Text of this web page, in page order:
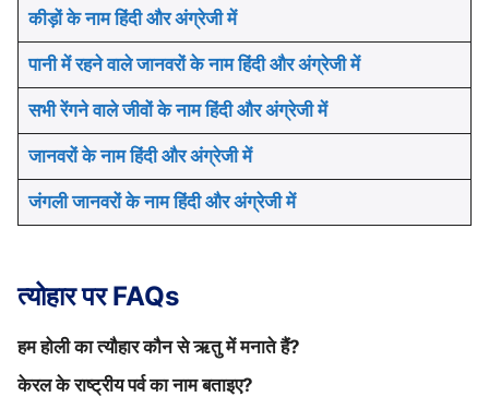
कीड़ों के नाम हिंदी और अंग्रेजी में
पानी में रहने वाले जानवरों के नाम हिंदी और अंग्रेजी में
सभी रेंगने वाले जीवों के नाम हिंदी और अंग्रेजी में
जानवरों के नाम हिंदी और अंग्रेजी में
जंगली जानवरों के नाम हिंदी और अंग्रेजी में
त्योहार पर FAQs
हम होली का त्यौहार कौन से ऋतु में मनाते हैं?
होली का त्यौहार हम बसंत ऋतु में मनाते हैं।
केरल के राष्ट्रीय पर्व का नाम बताइए?